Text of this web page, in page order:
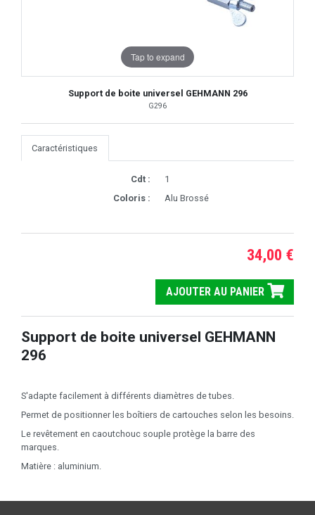
Tap to expand
Support de boite universel GEHMANN 296
G296
Caractéristiques
Cdt :
1
Coloris :
Alu Brossé
34,00 €
AJOUTER AU PANIER
Support de boite universel GEHMANN
296
S'adapte facilement à différents diamètres de tubes.
Permet de positionner les boîtiers de cartouches selon les besoins.
Le revêtement en caoutchouc souple protège la barre des
marques.
Matière : aluminium.